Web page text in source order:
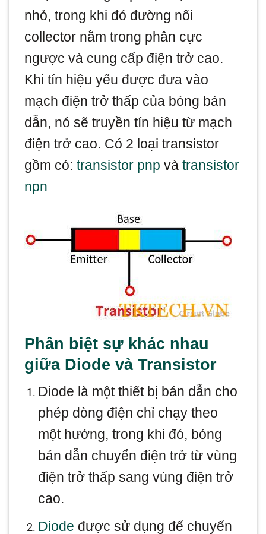
nhỏ, trong khi đó đường nối
collector nằm trong phân cực
ngược và cung cấp điện trở cao.
Khi tín hiệu yếu được đưa vào
mạch điện trở thấp của bóng bán
dẫn, nó sẽ truyền tín hiệu từ mạch
điện trở cao. Có 2 loại transistor
gồm có:transistor pnp vàtransistor
npn
Phân biệt sự khác nhau
giữa Diode và Transistor
Diode là một thiết bị bán dẫn cho
phép dòng điện chỉ chạy theo
một hướng, trong khi đó, bóng
bán dẫn chuyển điện trở từ vùng
điện trở thấp sang vùng điện trở
cao.
Diode được sử dụng để chuyển